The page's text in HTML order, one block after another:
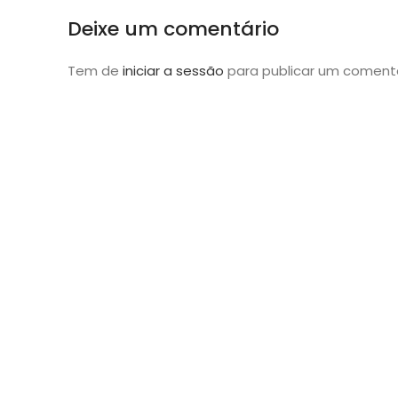
Deixe um comentário
Tem de iniciar a sessão para publicar um